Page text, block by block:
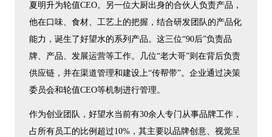
夏明升为轮值CEO。另一位大厨出身的合伙人负责产品，
他在口味、食材、工艺上的把握，结合研发团队的产品化
能力，诞生了好望水的系列产品。这三位“90后”负责品
牌、产品、发展运营等工作。几位“老大哥”则在背后负责
供应链，并在渠道管理和建设上“传帮带”。企业通过决策
委员会和轮值CEO等机制进行管理。
作为创业团队，好望水当前有30余人专门从事品牌工作，
占所有员工的比例超过10%，其主要以品牌创意、视觉呈